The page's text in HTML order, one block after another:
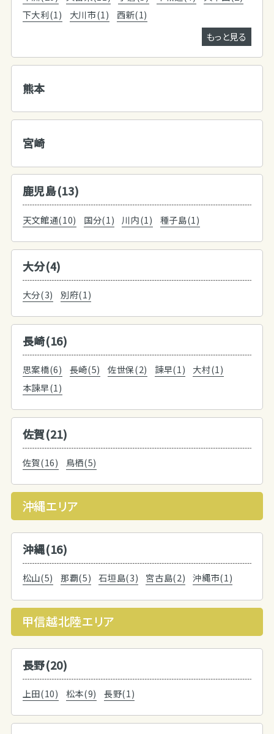
下大利(1)
大川市(1)
西新(1)
もっと見る
熊本
宮崎
鹿児島(13)
天文館通(10) 国分(1) 川内(1) 種子島(1)
大分(4)
大分(3) 別府(1)
長崎(16)
思案橋(6) 長崎(5) 佐世保(2) 諫早(1)
大村(1)
本諫早(1)
佐賀(21)
佐賀(16) 鳥栖(5)
沖縄エリア
沖縄(16)
松山(5) 那覇(5) 石垣島(3) 宮古島(2) 沖縄市(1)
甲信越北陸エリア
長野(20)
上田(10) 松本(9) 長野(1)